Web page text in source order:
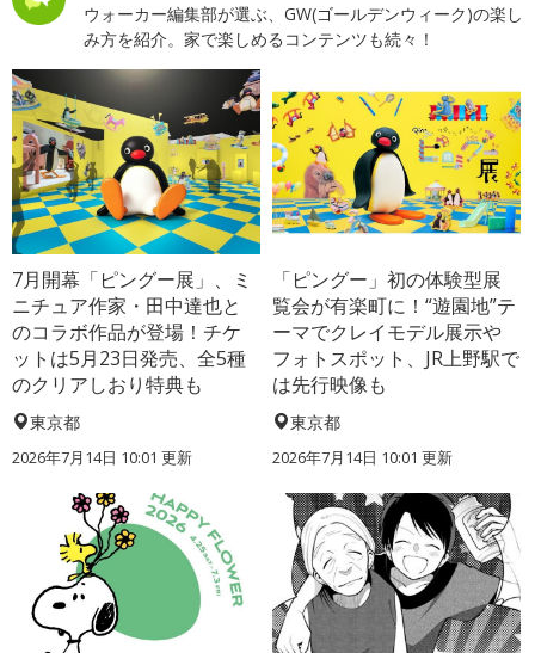
ウォーカー編集部が選ぶ、GW(ゴールデンウィーク)の楽し
み方を紹介。家で楽しめるコンテンツも続々！
7月開幕「ピングー展」、ミ
ニチュア作家・田中達也と
のコラボ作品が登場！チケ
ットは5月23日発売、全5種
のクリアしおり特典も
東京都
2026年7月14日 10:01 更新
「ピングー」初の体験型展
覧会が有楽町に！“遊園地”テ
ーマでクレイモデル展示や
フォトスポット、JR上野駅で
は先行映像も
東京都
2026年7月14日 10:01 更新